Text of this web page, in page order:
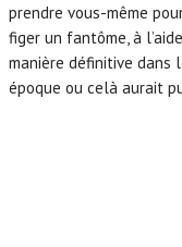
prendre vous-même
figer un fantôme, à
manière définitive
époque ou celà aurait